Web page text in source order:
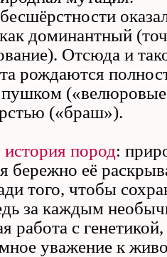
доминантный
Отсюда и
рождаются
(«браш»).
история пород:
бережно её
того, чтобы
за каждым
работа с
уважение к